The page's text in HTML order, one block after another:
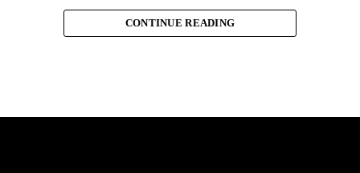
إلى أن المقاومة ضد الاحتلال الإسرائيلي لم تكن يوماً محط
إجماع داخلي، وإن كانت القوى اللبنانية المؤمنة بالصراع ضد
CONTINUE READING